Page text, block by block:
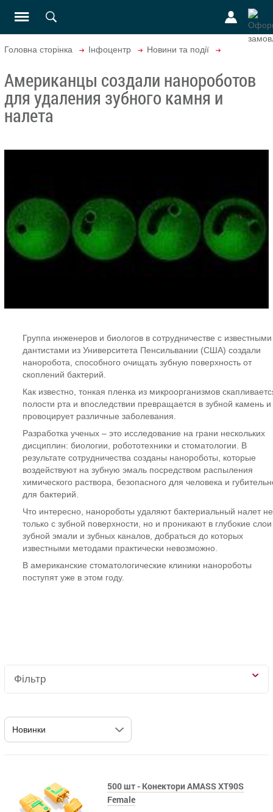
Головна сторінка Інфоцентр Новини та події
Американцы создали нанороботов
для удаления зубного камня и
налета
Группа инженеров и биологов в сотрудничестве с известными
дантистами из Университета Пенсильвании (США) создали
наноробота, способного очищать зубную поверхность от
скоплений бактерий.
Как известно, тонкая пленка из микроорганизмов
полости рта и впоследствии превращается в зубной камень и
провоцирует различные заболевания.
Разработка ученых – это исследование на грани нескольких
дисциплин: биологии, робототехники и стоматологии. В
результате сотрудничества созданы нанороботы, которые
воздействуют на зубную эмаль посредством распыления
химического раствора, безопасного для человека и
для бактерий.
Что интересно, нанороботы удаляют бактериальный налет не
только с зубной поверхности, но и проникают в глубокие слои
зубной эмали и зубных каналов, добраться до которых
известными методами практически невозможно.
В американские стоматологические клиники нанороботы
поступят уже в этом году.
Фільтр
500 шт - Конектори AMASS XT90S
Female